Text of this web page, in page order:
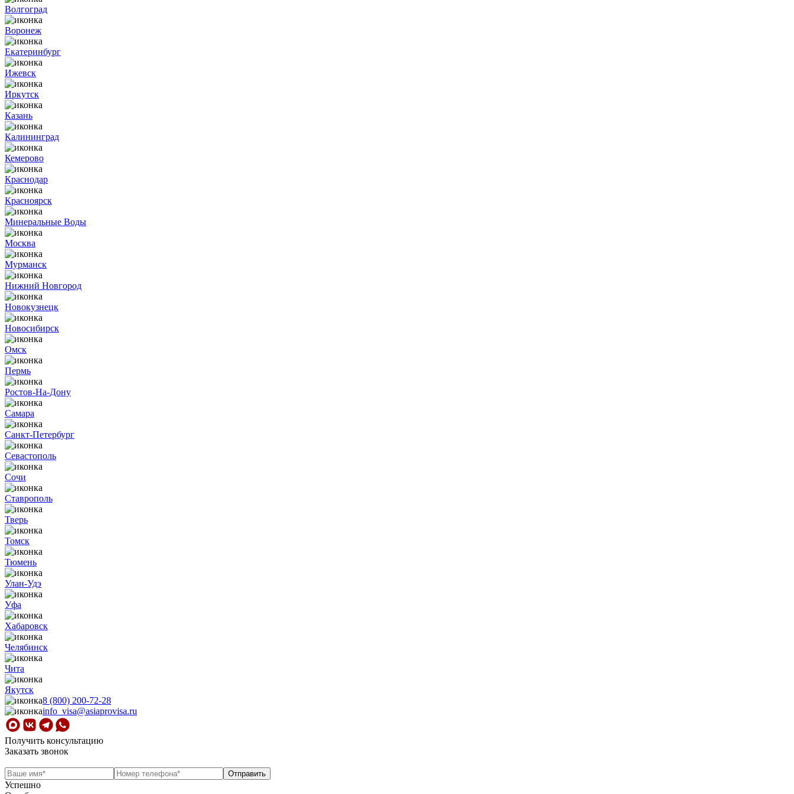
Волгоград
Воронеж
Екатеринбург
Ижевск
Иркутск
Казань
Калининград
Кемерово
Краснодар
Красноярск
Минеральные Воды
Москва
Мурманск
Нижний Новгород
Новокузнецк
Новосибирск
Омск
Пермь
Ростов-На-Дону
Самара
Санкт-Петербург
Севастополь
Сочи
Ставрополь
Тверь
Томск
Тюмень
Улан-Удэ
Уфа
Хабаровск
Челябинск
Чита
Якутск
8 (800) 200-72-28
info_visa@asiaprovisa.ru
Получить консультацию
Заказать звонок
Успешно